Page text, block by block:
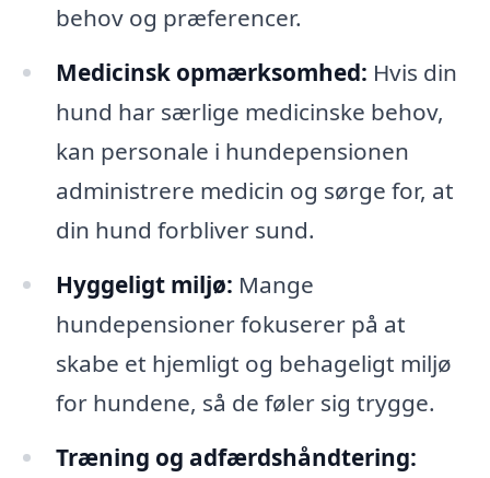
behov og præferencer.
Medicinsk opmærksomhed: Hvis din
hund har særlige medicinske behov,
kan personale i hundepensionen
administrere medicin og sørge for, at
din hund forbliver sund.
Hyggeligt miljø: Mange
hundepensioner fokuserer på at
skabe et hjemligt og behageligt miljø
for hundene, så de føler sig trygge.
Træning og adfærdshåndtering: